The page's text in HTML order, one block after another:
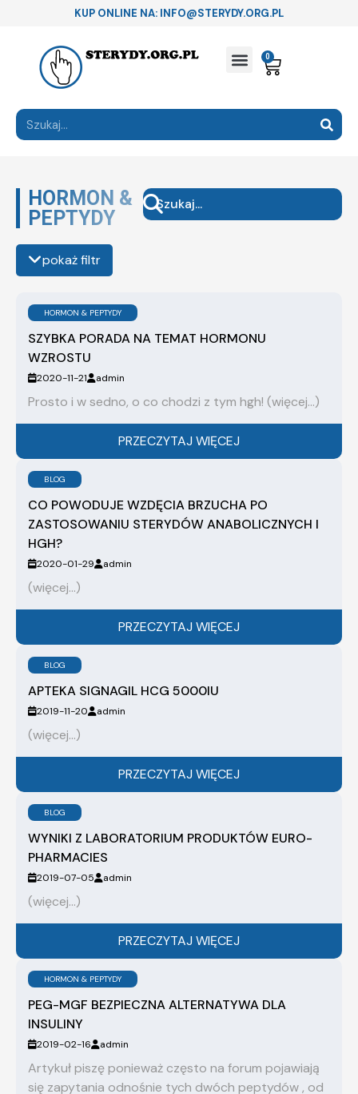
KUP ONLINE NA: INFO@STERYDY.ORG.PL
0
HORMON &
PEPTYDY
pokaż filtr
HORMON & PEPTYDY
SZYBKA PORADA NA TEMAT HORMONU
WZROSTU
2020-11-21 admin
Prosto i w sedno, o co chodzi z tym hgh! (więcej…)
PRZECZYTAJ WIĘCEJ
BLOG
CO POWODUJE WZDĘCIA BRZUCHA PO
ZASTOSOWANIU STERYDÓW ANABOLICZNYCH I
HGH?
2020-01-29 admin
(więcej…)
PRZECZYTAJ WIĘCEJ
BLOG
APTEKA SIGNAGIL HCG 5000IU
2019-11-20 admin
(więcej…)
PRZECZYTAJ WIĘCEJ
BLOG
WYNIKI Z LABORATORIUM PRODUKTÓW EURO-
PHARMACIES
2019-07-05 admin
(więcej…)
PRZECZYTAJ WIĘCEJ
HORMON & PEPTYDY
PEG-MGF BEZPIECZNA ALTERNATYWA DLA
INSULINY
2019-02-16 admin
Artykuł piszę ponieważ często na forum pojawiają
się zapytania odnośnie tych dwóch peptydów , od